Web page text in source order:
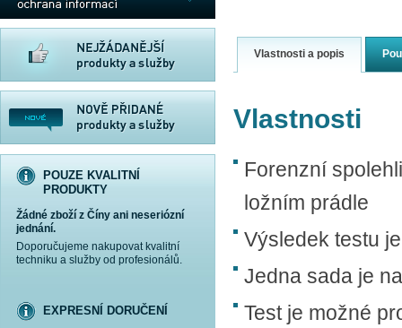
POUZE KVALITNÍ
PRODUKTY
Žádné zboží z Číny ani neseriózní
jednání.
Doporučujeme nakupovat kvalitní
techniku a služby od profesionálů.
EXPRESNÍ DORUČENÍ
Vlastnosti a popis
Vlastnosti
Forenzní
ložním prádle
Výsledek testu
Jedna sada je
Test je možné